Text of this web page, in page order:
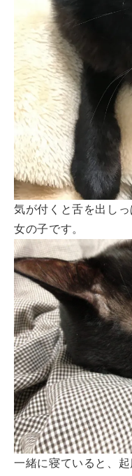
気が付くと舌を出し
女の子です。
一緒に寝ていると、